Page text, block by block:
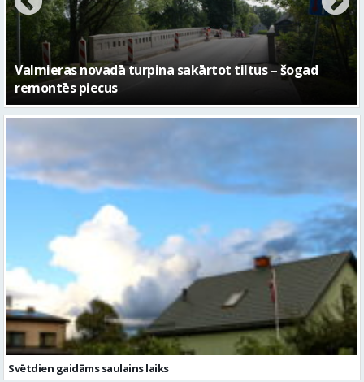
No pagaidu teātra līdz laikmetīgās kultūras centram
– kā attīstīsies “Kurtuve”
Svētdien gaidāms saulains laiks